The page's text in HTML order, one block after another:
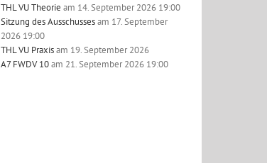
THL VU Theorie am 14. September 2026 19:00
Sitzung des Ausschussesam 17. September
2026 19:00
THL VU Praxisam 19. September 2026
A7 FWDV 10am 21. September 2026 19:00